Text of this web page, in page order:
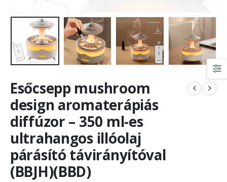
Esőcsepp mushroom
design aromaterápiás
diffúzor – 350 ml-es
ultrahangos illóolaj
párásító távirányítóval
(BBJH)(BBD)